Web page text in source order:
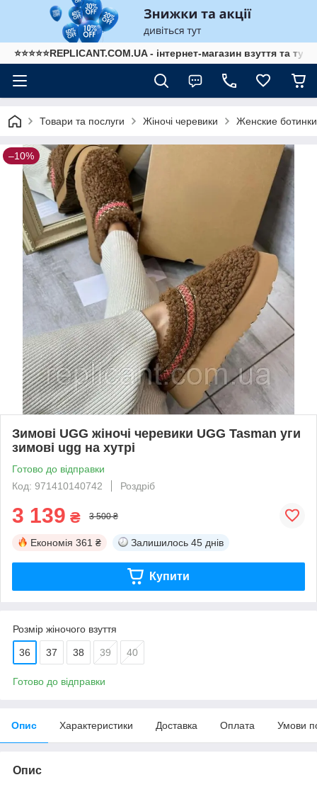
⭐⭐⭐⭐⭐REPLICANT.COM.UA - інтернет-магазин взуття та
Товари та послуги Жіночі черевики Женские
–10%
Зимові UGG жіночі черевики UGG Tasman уги
зимові ugg на хутрі
Готово до відправки
Код: 971410140742
Роздріб
3 139 ₴ 3 500 ₴
Економія 361 ₴ Залишилось 45 днів
Купити
Розмір жіночого взуття
36 37 38 39 40
Готово до відправки
Опис Характеристики Доставка Оплата Умови
Опис